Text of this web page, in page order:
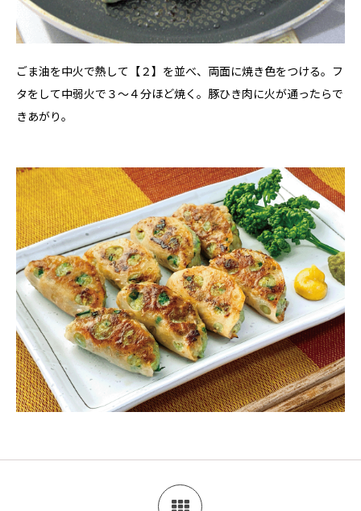
ごま油を中火で熱して【２】を並べ、両面に焼き色をつける。フ
タをして中弱火で３～４分ほど焼く。豚ひき肉に火が通ったらで
きあがり。